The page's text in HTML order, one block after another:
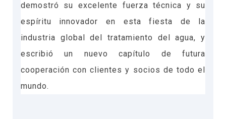
demostró su excelente fuerza técnica y su
espíritu innovador en esta fiesta de la
industria global del tratamiento del agua, y
escribió un nuevo capítulo de futura
cooperación con clientes y socios de todo el
mundo.